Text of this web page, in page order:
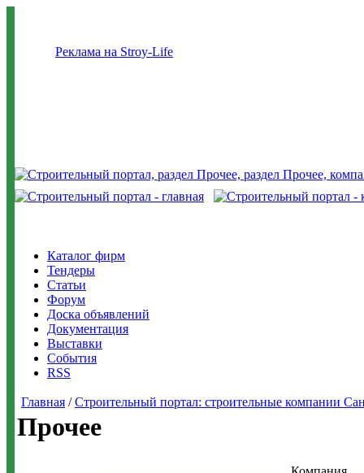
Реклама на Stroy-Life
Каталог фирм
Тендеры
Статьи
Форум
Доска объявлений
Документация
Выставки
События
RSS
Главная /Строительный портал: строительные компании
Прочее